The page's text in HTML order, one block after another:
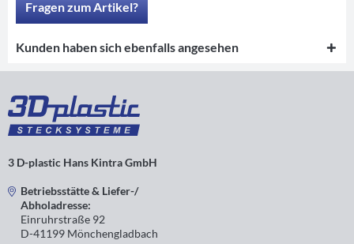
Fragen zum Artikel?
Kunden haben sich ebenfalls angesehen
3 D-plastic Hans Kintra GmbH
Betriebsstätte & Liefer-/
Abholadresse:
Einruhrstraße 92
D-41199 Mönchengladbach